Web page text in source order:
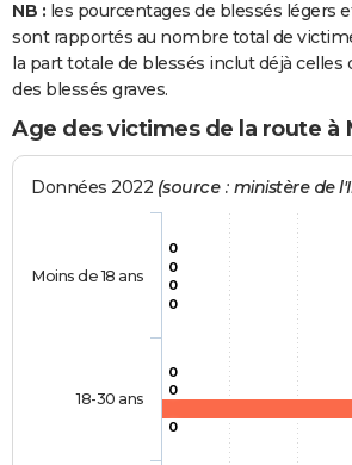
NB : les pourcentages de blessés légers
sont rapportés au nombre total de
la part totale de blessés inclut déjà celles
des blessés graves.
Age des victimes de la route à
Données 2022 (source : ministère de
0
0
0
0
0
0
0
Moins de 18 ans
18-30 ans